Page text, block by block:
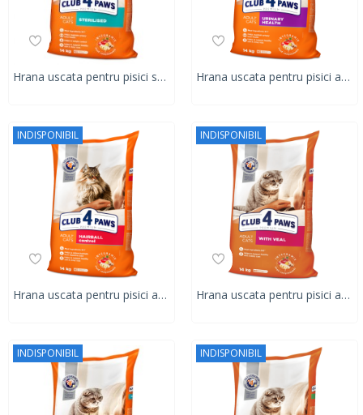
Hrana uscata pentru pisici sterilizate, CLUB 4 PAWS PREMIUM, 14 kg Hrana uscata pentru pisici adulte, mentinerea sanatatii tractului urinar, CLUB 4 PAWS PREMIUM, 14 kg
INDISPONIBIL
Hrana uscata pentru pisici adulte, cu efect de eliminare a ghemotoacelor de blana, CLUB 4 PAWS PREMIUM, 14 kg
INDISPONIBIL
Hrana uscata pentru pisici adulte, CLUB 4 PAWS PREMIUM, vitel, 14 kg
INDISPONIBIL INDISPONIBIL